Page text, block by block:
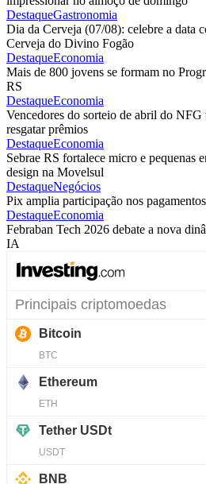
DestaqueGastronomia
Dia da Cerveja (07/08): celebre a data
Cerveja do Divino Fogão
DestaqueEconomia
Mais de 800 jovens se formam no
RS
DestaqueEconomia
Vencedores do sorteio de abril do NFG
resgatar prêmios
DestaqueEconomia
Sebrae RS fortalece micro e pequenas
design na Movelsul
DestaqueNegócios
Pix amplia participação nos
DestaqueEconomia
Febraban Tech 2026 debate a nova
IA